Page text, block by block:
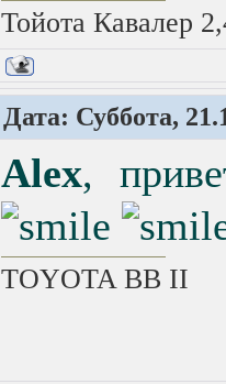
Тойота Кавалер
Дата: Суббота,
Alex,
TOYOTA ВВ II